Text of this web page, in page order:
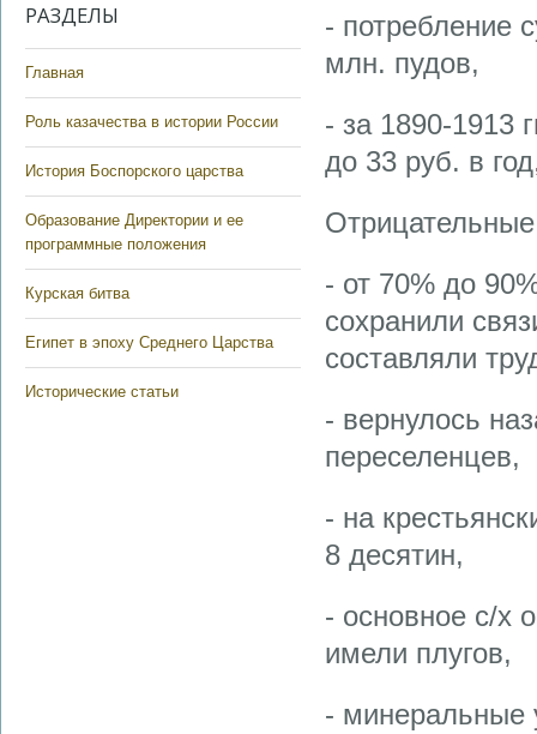
РАЗДЕЛЫ
Главная
Роль казачества в истории России
История Боспорского царства
Образование Директории и ее
программные положения
Курская битва
Египет в эпоху Среднего Царства
Исторические статьи
- потребление
млн. пудов,
- за 1890-1913
до 33 руб. в
- от 70% до
сохранили
составляли
- вернулось
переселенцев,
- на
8 десятин,
- основное с/х
имели плугов,
- минеральные